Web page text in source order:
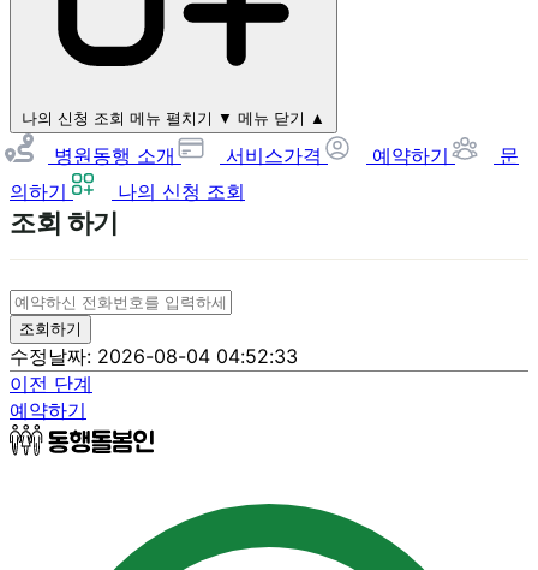
나의 신청 조회 메뉴 펼치기 ▼ 메뉴 닫기 ▲
병원동행 소개 서비스가격 예약하기
문
의하기
나의 신청 조회
조회 하기
수정날짜: 2026-08-04 04:52:33
이전 단계
예약하기